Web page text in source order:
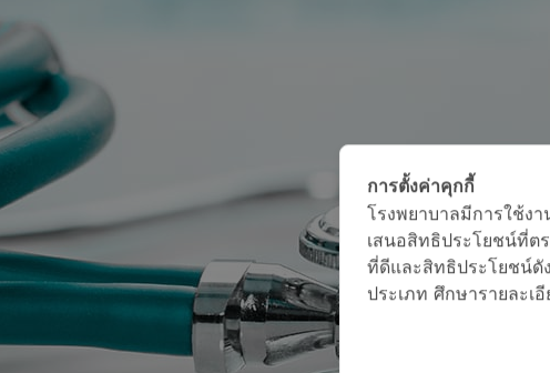
การตั้งค่าคุกกี้
โรงพยาบาลมีการใช้ง
เสนอสิทธิประโยชน์ที่ต
ที่ดีและสิทธิประโยชน์ดั
ประเภท ศึกษารายละเ